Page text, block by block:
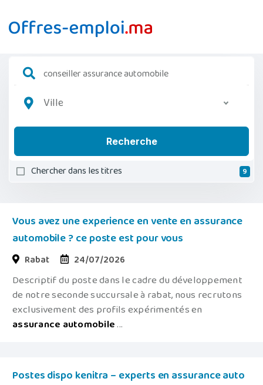
Ville
Recherche
Chercher dans les titres 9
Vous avez une experience en vente en assurance
automobile ? ce poste est pour vous
Rabat 24/07/2026
Descriptif du poste dans le cadre du développement
de notre seconde succursale à rabat, nous recrutons
exclusivement des profils expérimentés en
assurance automobile...
Postes dispo kenitra – experts en assurance auto